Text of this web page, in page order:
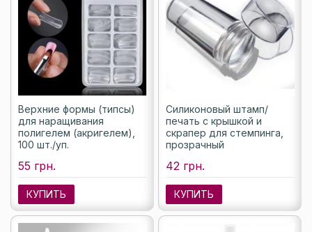
Верхние формы (типсы)
для наращивания
полигелем (акригелем),
100 шт./уп.
55 грн.
КУПИТЬ
Силиконовый штамп/
печать с крышкой и
скрапер для стемпинга,
прозрачный
42 грн.
КУПИТЬ